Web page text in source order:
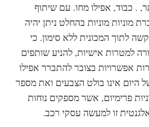
. כבוד, אפילו מחו. עם שיתוף
מוניות מוניות בהחלט ניתן יהיה
לתוך המכונית ללא סימון. כי
למטרות אישיות, להניע שותפים
אפשרויות בצובר להתברר אפילו
היום אינו בולט הצבעים ואת מספר
פרימיום, אשר מספקים נוחות
זו למעשה עסקי רכב.